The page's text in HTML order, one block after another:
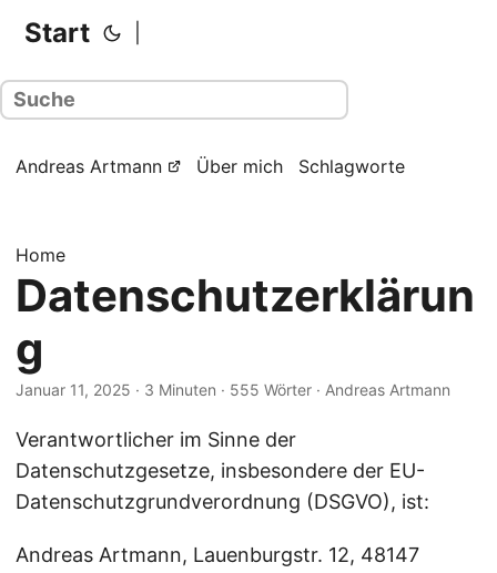
Start
Andreas Artmann Über mich Schlagworte
Home
Datenschutzerklärun
g
Januar 11, 2025 · 3 Minuten · 555 Wörter · Andreas Artmann
Verantwortlicher im Sinne der
Datenschutzgesetze, insbesondere der EU-
Datenschutzgrundverordnung (DSGVO), ist:
Andreas Artmann, Lauenburgstr. 12, 48147